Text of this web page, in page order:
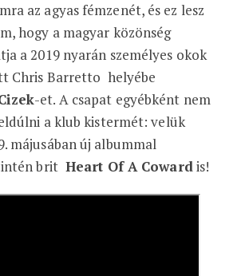
az agyas fémzenét, és ez lesz
hogy a magyar közönség
a 2019 nyarán személyes okok
Chris Barretto helyébe
-et. A csapat egyébként nem
a klub kistermét: velük
májusában új albummal
brit Heart Of A Cowardis!